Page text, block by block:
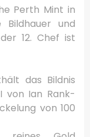
Perth Mint in
Bildhauer und
12. Chef ist
das Bildnis
von Ian Rank-
von 100